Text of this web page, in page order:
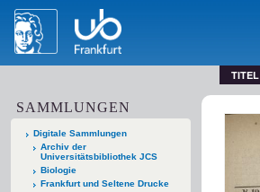
TITEL
SAMMLUNGEN
Digitale Sammlungen
Archiv der
Universitätsbibliothek JCS
Biologie
Frankfurt und Seltene Drucke